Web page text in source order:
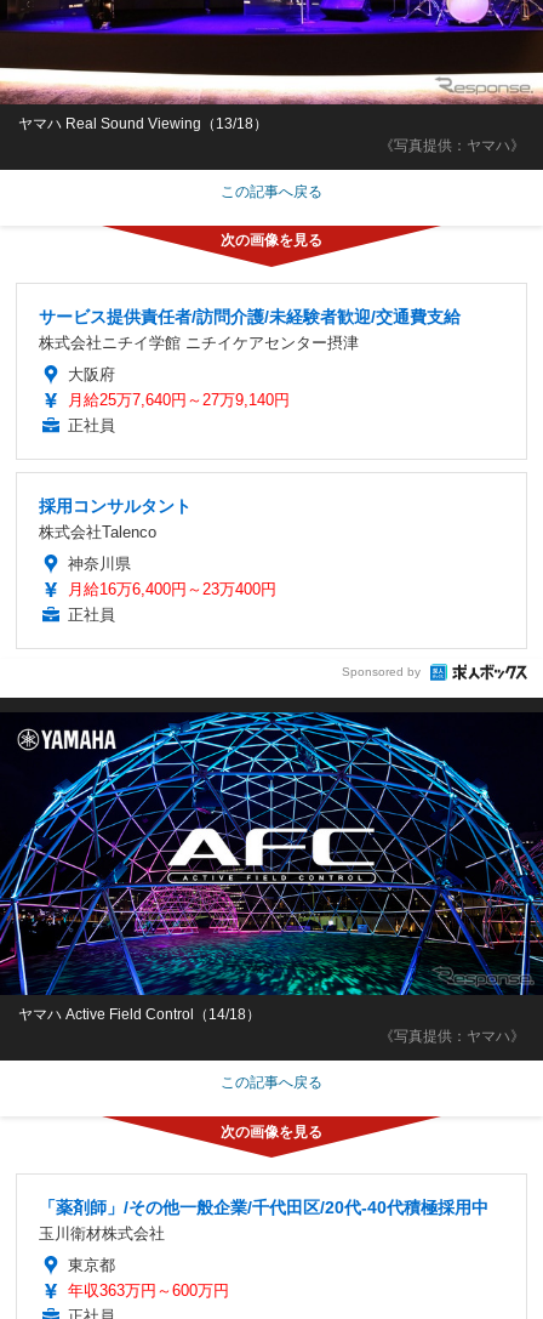
《写真提供：ヤマハ》
ヤマハ Real Sound Viewing（13/18）
この記事へ戻る
サービス提供責任者/訪問介護/未経験者歓迎/交通費支給
株式会社ニチイ学館 ニチイケアセンター摂津
大阪府
月給25万7,640円～27万9,140円
正社員
採用コンサルタント
株式会社Talenco
神奈川県
月給16万6,400円～23万400円
正社員
Sponsored by
《写真提供：ヤマハ》
ヤマハ Active Field Control（14/18）
この記事へ戻る
「薬剤師」/その他一般企業/千代田区/20代-40代積極採用中
玉川衛材株式会社
東京都
年収363万円～600万円